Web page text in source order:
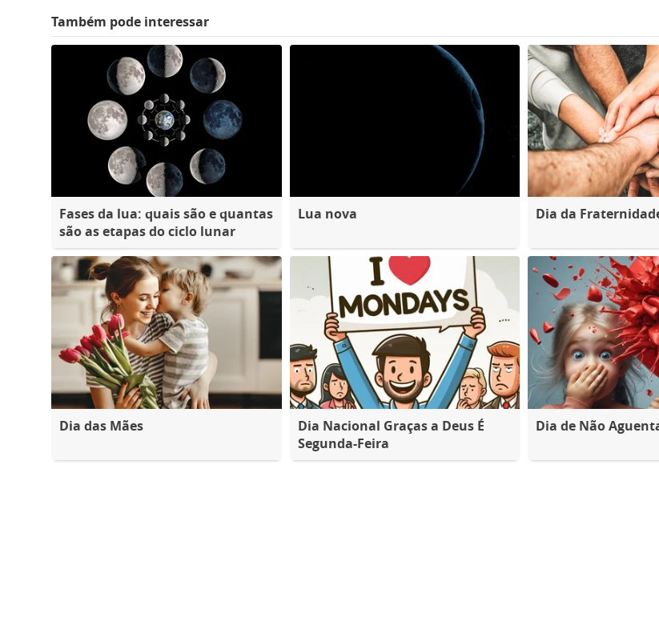
Também pode interessar
Fases da lua: quais são e quantas
são as etapas do ciclo lunar
Lua nova Dia da
Dia das Mães
Dia Nacional Graças a Deus É
Segunda-Feira
Dia de Não